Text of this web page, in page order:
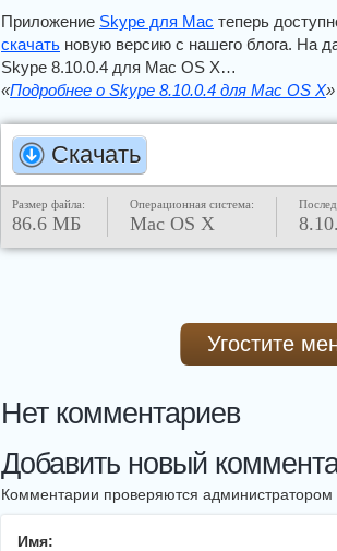
Приложение Skype для Mac теперь
скачать новую версию с нашего блога. На
Skype 8.10.0.4 для Mac OS X…
«Подробнее о Skype 8.10.0.4 для Mac OS X»
Скачать
Размер файла:
86.6 МБ
Операционная система:
Mac OS X
Угостите
Нет комментариев
Добавить новый
Комментарии проверяются администратором
Имя: